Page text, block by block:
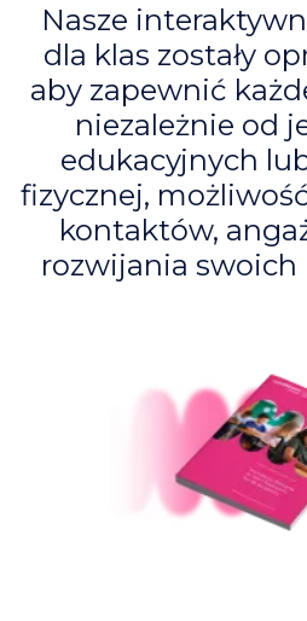
Nasze
dla klas zostały
aby zapewnić
niezależnie od
edukacyjnych
fizycznej,
kontaktów,
rozwijania